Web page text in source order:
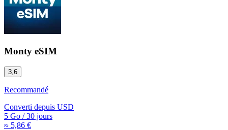
Monty eSIM
3,6
Recommandé
Converti depuis USD
5 Go /30 jours
≈ 5,86 €